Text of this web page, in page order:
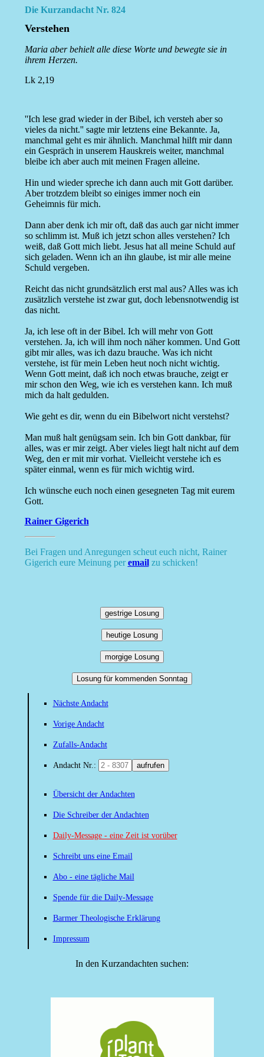
Die Kurzandacht Nr. 824
Verstehen
Maria aber behielt alle diese Worte und bewegte sie in
ihrem Herzen.
Lk 2,19
''Ich lese grad wieder in der Bibel, ich versteh aber so
vieles da nicht.'' sagte mir letztens eine Bekannte. Ja,
manchmal geht es mir ähnlich. Manchmal hilft mir dann
ein Gespräch in unserem Hauskreis weiter, manchmal
bleibe ich aber auch mit meinen Fragen alleine.
Hin und wieder spreche ich dann auch mit Gott darüber.
Aber trotzdem bleibt so einiges immer noch ein
Geheimnis für mich.
Dann aber denk ich mir oft, daß das auch gar nicht immer
so schlimm ist. Muß ich jetzt schon alles verstehen? Ich
weiß, daß Gott mich liebt. Jesus hat all meine Schuld auf
sich geladen. Wenn ich an ihn glaube, ist mir alle meine
Schuld vergeben.
Reicht das nicht grundsätzlich erst mal aus? Alles was ich
zusätzlich verstehe ist zwar gut, doch lebensnotwendig ist
das nicht.
Ja, ich lese oft in der Bibel. Ich will mehr von Gott
verstehen. Ja, ich will ihm noch näher kommen. Und Gott
gibt mir alles, was ich dazu brauche. Was ich nicht
verstehe, ist für mein Leben heut noch nicht wichtig.
Wenn Gott meint, daß ich noch etwas brauche, zeigt er
mir schon den Weg, wie ich es verstehen kann. Ich muß
mich da halt gedulden.
Wie geht es dir, wenn du ein Bibelwort nicht verstehst?
Man muß halt genügsam sein. Ich bin Gott dankbar, für
alles, was er mir zeigt. Aber vieles liegt halt nicht auf dem
Weg, den er mit mir vorhat. Vielleicht verstehe ich es
später einmal, wenn es für mich wichtig wird.
Ich wünsche euch noch einen gesegneten Tag mit eurem
Gott.
Rainer Gigerich
Bei Fragen und Anregungen scheut euch nicht, Rainer
Gigerich eure Meinung peremailzu schicken!
gestrige Losung
heutige Losung
morgige Losung
Losung für kommenden Sonntag
Nächste Andacht
Vorige Andacht
Zufalls-Andacht
Andacht Nr.: aufrufen
Übersicht der Andachten
Die Schreiber der Andachten
Daily-Message - eine Zeit ist vorüber
Schreibt uns eine Email
Abo - eine tägliche Mail
Spende für die Daily-Message
Barmer Theologische Erklärung
Impressum
In den Kurzandachten suchen: